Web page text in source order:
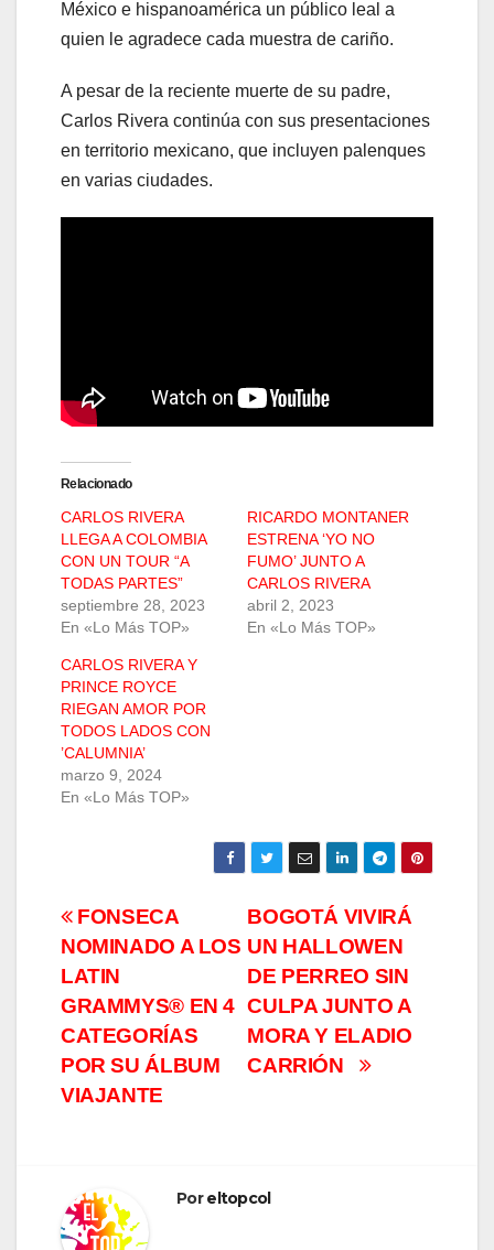
México e hispanoamérica un público leal a
quien le agradece cada muestra de cariño.
A pesar de la reciente muerte de su padre,
Carlos Rivera continúa con sus presentaciones
en territorio mexicano, que incluyen palenques
en varias ciudades.
Relacionado
CARLOS RIVERA
LLEGA A COLOMBIA
CON UN TOUR “A
TODAS PARTES”
septiembre 28, 2023
En «Lo Más TOP»
RICARDO MONTANER
ESTRENA ‘YO NO
FUMO’ JUNTO A
CARLOS RIVERA
abril 2, 2023
En «Lo Más TOP»
CARLOS RIVERA Y
PRINCE ROYCE
RIEGAN AMOR POR
TODOS LADOS CON
’CALUMNIA’
marzo 9, 2024
En «Lo Más TOP»
Navegación
de
entradas
BOGOTÁ VIVIRÁ
UN HALLOWEN
DE PERREO SIN
CULPA JUNTO A
MORA Y ELADIO
CARRIÓN
FONSECA
NOMINADO A LOS
LATIN
GRAMMYS® EN 4
CATEGORÍAS
POR SU ÁLBUM
VIAJANTE
Poreltopcol